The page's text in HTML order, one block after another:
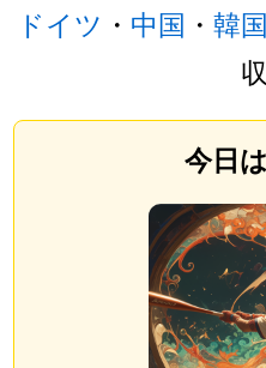
ドイツ ・ 中国 ・ 韓国
今日